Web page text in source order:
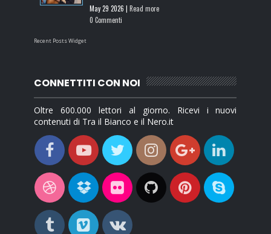
May 29 2026 |Read more
0 Commenti
Recent Posts Widget
CONNETTITI CON NOI
Oltre 600.000 lettori al giorno. Ricevi i nuovi
contenuti di Tra il Bianco e il Nero.it